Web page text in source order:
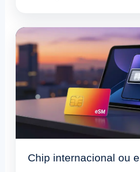
Chip internacional ou